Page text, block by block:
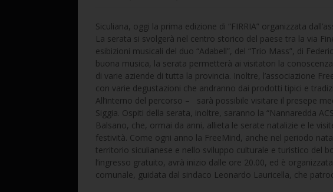
Siculiana, oggi la prima edizione di “FIRRIA” organizzata
La serata si svolgerà nel centro storico del paese tra la via
esibizioni musicali del duo “Adabell”, del “Trio Mass”, di
buona musica, la serata permetterà ai visitatori la
di varie aziende di tutta la provincia. Inoltre, l’associazione
con varie degustazioni che andranno dai prodotti tipici e
All’interno del percorso – sarà possibile visitare il presepe
Siggia. Ospiti della serata, inoltre, saranno la “Nannaredda
Balsano, che, ormai da anni, allieta le serate natalizie e le
festività. Come ogni anno la FreeMind, anche nel periodo
territorio siculianese e nello sviluppo culturale e turistico del
l’ingresso gratuito, avrà inizio dalle ore 20.00, ed è
comunale, guidata dal sindaco Leonardo Lauricella, che